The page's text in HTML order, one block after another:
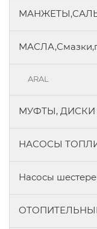
ARAL
МУФТЫ, ДИСКИ
НАСОСЫ
Насосы